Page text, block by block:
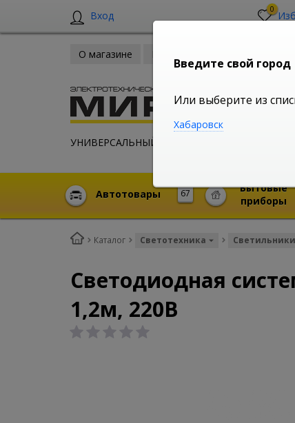
Вход 0
О магазине
УНИВЕРСАЛЬНЫЙ ИНТЕРНЕТ МАГАЗИН
67
Автотовары
Бытовые
приборы
Каталог Светотехника Светильники
Светодиодная
1,2м, 220В
Введите свой город
Или выберите из
Хабаровск